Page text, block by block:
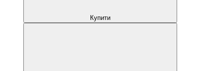
Купити